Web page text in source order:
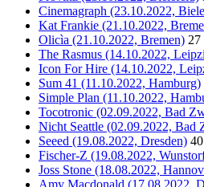
Cinemagraph (23.10.2022,
Kat Frankie (21.10.2022,
Olicìa (21.10.2022, Bremen) 27
The Rasmus (14.10.2022,
Icon For Hire (14.10.2022,
Sum 41 (11.10.2022, Hamburg)
Simple Plan (11.10.2022,
Tocotronic (02.09.2022, Bad
Nicht Seattle (02.09.2022, Bad
Seeed (19.08.2022, Dresden) 40
Fischer-Z (19.08.2022,
Joss Stone (18.08.2022,
Amy Macdonald (17.08.2022,